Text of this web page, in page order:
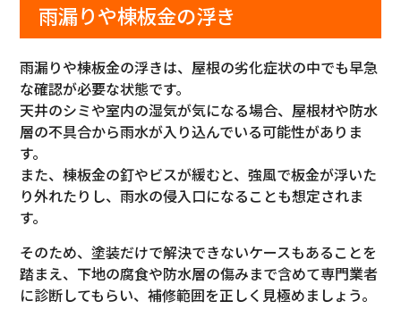
雨漏りや棟板金の浮き
雨漏りや棟板金の浮きは、屋根の劣化症状の中でも早急
な確認が必要な状態です。
天井のシミや室内の湿気が気になる場合、屋根材や防水
層の不具合から雨水が入り込んでいる可能性がありま
す。
また、棟板金の釘やビスが緩むと、強風で板金が浮いた
り外れたりし、雨水の侵入口になることも想定されま
す。
そのため、塗装だけで解決できないケースもあることを
踏まえ、下地の腐食や防水層の傷みまで含めて専門業者
に診断してもらい、補修範囲を正しく見極めましょう。